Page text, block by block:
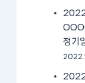
정기